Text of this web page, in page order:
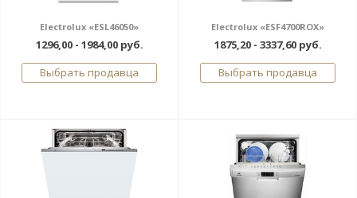
Electrolux «ESL46050»
1296,00 - 1984,00 руб.
Выбрать продавца
Electrolux «ESF4700ROX»
1875,20 - 3337,60 руб.
Выбрать продавца